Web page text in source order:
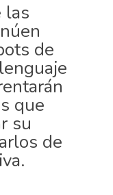
las
de
que
su
de